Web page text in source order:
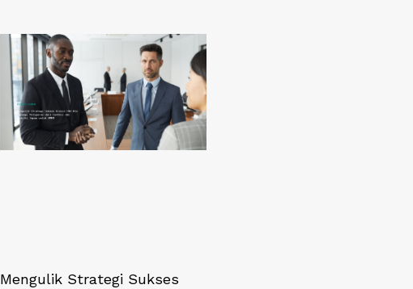
Mengulik Strategi Sukses